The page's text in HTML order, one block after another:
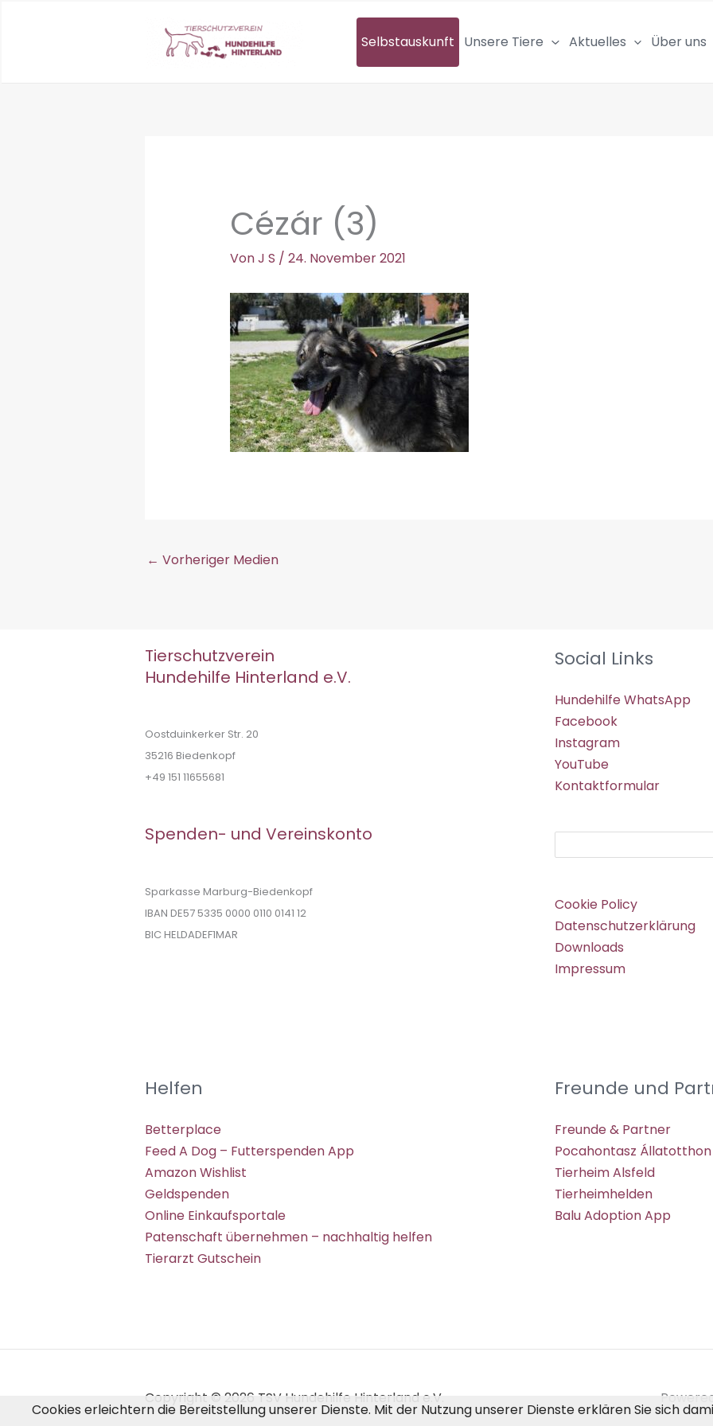
Selbstauskunft Unsere Tiere Aktuelles Über uns
Cézár (3)
VonJ S / 24. November 2021
← Vorheriger Medien
Tierschutzverein
Hundehilfe Hinterland e.V.
Oostduinkerker Str. 20
35216 Biedenkopf
+49 151 11655681
Spenden- und Vereinskonto
Sparkasse Marburg-Biedenkopf
IBAN DE57 5335 0000 0110 0141 12
BIC HELDADEF1MAR
Social Links
Hundehilfe WhatsApp
Facebook
Instagram
YouTube
Kontaktformular
Cookie Policy
Datenschutzerklärung
Downloads
Impressum
Helfen
Betterplace
Feed A Dog – Futterspenden App
Amazon Wishlist
Geldspenden
Online Einkaufsportale
Patenschaft übernehmen – nachhaltig helfen
Tierarzt Gutschein
Freunde und
Freunde & Partner
Pocahontasz Állatotthon
Tierheim Alsfeld
Tierheimhelden
Balu Adoption App
Copyright © 2026 TSV Hundehilfe Hinterland e.V.
Cookies erleichtern die Bereitstellung unserer Dienste. Mit der Nutzung unserer Dienste erklären Sie sich